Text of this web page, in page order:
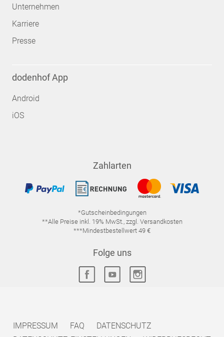
Unternehmen
Karriere
Presse
dodenhof App
Android
iOS
Zahlarten
*Gutscheinbedingungen
**Alle Preise inkl. 19% MwSt., zzgl. Versandkosten
***Mindestbestellwert 49 €
Folge uns
IMPRESSUM FAQ
DATENSCHUTZ